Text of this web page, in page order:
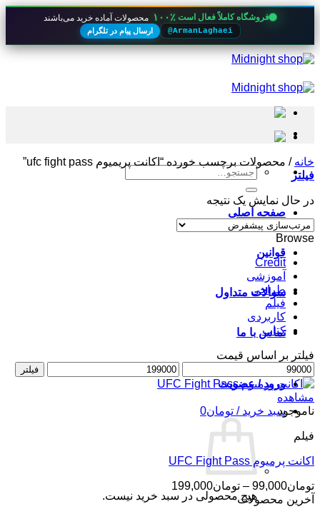
فروشگاه کاملاً فعال است ۱۰۰٪ محصولات آماده خرید می‌باشند
@ArmanLaghaei ارسال پیام در تلگرام
Skip
to
جستجو
صفحه اصلی
قوانین
سوالات متداول
تماس با ما
ورود / عضویت
سبد خرید / تومان0
هیچ محصولی در سبد خرید نیست.
خانه / محصولات برچسب خورده “اکانت پریمیوم ufc fight pass”
فیلتر
در حال نمایش یک نتیجه
Browse
Credit
آموزشی
طراحی
فیلم
کاربردی
کتاب
فیلتر بر اساس قیمت
حداقل
قیمت
حداکثر
قیمت
فیلتر
مشاهده
ناموجود
فیلم
اکانت پرمیوم UFC Fight Pass
تومان99,000
– تومان199,000
قیمت:
آخرین محصولات